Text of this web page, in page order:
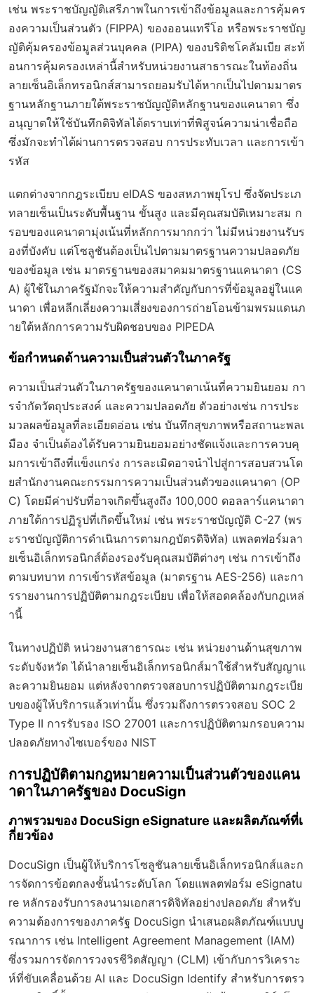
เช่น พระราชบัญญัติเสรีภาพในการเข้าถึงข้อมูลและการคุ้มคร
องความเป็นส่วนตัว (FIPPA) ของออนแทรีโอ หรือพระราชบัญ
ญัติคุ้มครองข้อมูลส่วนบุคคล (PIPA) ของบริติชโคลัมเบีย สะท้
อนการคุ้มครองเหล่านี้สำหรับหน่วยงานสาธารณะในท้องถิ่น
ลายเซ็นอิเล็กทรอนิกส์สามารถยอมรับได้หากเป็นไปตามมาตร
ฐานหลักฐานภายใต้พระราชบัญญัติหลักฐานของแคนาดา ซึ่ง
อนุญาตให้ใช้บันทึกดิจิทัลได้ตราบเท่าที่พิสูจน์ความน่าเชื่อถือ
ซึ่งมักจะทำได้ผ่านการตรวจสอบ การประทับเวลา และการเข้า
รหัส
แตกต่างจากกฎระเบียบ eIDAS ของสหภาพยุโรป ซึ่งจัดประเภ
ทลายเซ็นเป็นระดับพื้นฐาน ขั้นสูง และมีคุณสมบัติเหมาะสม ก
รอบของแคนาดามุ่งเน้นที่หลักการมากกว่า ไม่มีหน่วยงานรับร
องที่บังคับ แต่โซลูชันต้องเป็นไปตามมาตรฐานความปลอดภัย
ของข้อมูล เช่น มาตรฐานของสมาคมมาตรฐานแคนาดา (CS
A) ผู้ใช้ในภาครัฐมักจะให้ความสำคัญกับการที่ข้อมูลอยู่ในแค
นาดา เพื่อหลีกเลี่ยงความเสี่ยงของการถ่ายโอนข้ามพรมแดนภ
ายใต้หลักการความรับผิดชอบของ PIPEDA
ข้อกำหนดด้านความเป็นส่วนตัวในภาครัฐ
ความเป็นส่วนตัวในภาครัฐของแคนาดาเน้นที่ความยินยอม กา
รจำกัดวัตถุประสงค์ และความปลอดภัย ตัวอย่างเช่น การประ
มวลผลข้อมูลที่ละเอียดอ่อน เช่น บันทึกสุขภาพหรือสถานะพลเ
มือง จำเป็นต้องได้รับความยินยอมอย่างชัดแจ้งและการควบคุ
มการเข้าถึงที่แข็งแกร่ง การละเมิดอาจนำไปสู่การสอบสวนโด
ยสำนักงานคณะกรรมการความเป็นส่วนตัวของแคนาดา (OP
C) โดยมีค่าปรับที่อาจเกิดขึ้นสูงถึง 100,000 ดอลลาร์แคนาดา
ภายใต้การปฏิรูปที่เกิดขึ้นใหม่ เช่น พระราชบัญญัติ C-27 (พร
ะราชบัญญัติการดำเนินการตามกฎบัตรดิจิทัล) แพลตฟอร์มลา
ยเซ็นอิเล็กทรอนิกส์ต้องรองรับคุณสมบัติต่างๆ เช่น การเข้าถึง
ตามบทบาท การเข้ารหัสข้อมูล (มาตรฐาน AES-256) และกา
รรายงานการปฏิบัติตามกฎระเบียบ เพื่อให้สอดคล้องกับกฎเหล่
านี้
ในทางปฏิบัติ หน่วยงานสาธารณะ เช่น หน่วยงานด้านสุขภาพ
ระดับจังหวัด ได้นำลายเซ็นอิเล็กทรอนิกส์มาใช้สำหรับสัญญาแ
ละความยินยอม แต่หลังจากตรวจสอบการปฏิบัติตามกฎระเบีย
บของผู้ให้บริการแล้วเท่านั้น ซึ่งรวมถึงการตรวจสอบ SOC 2
Type II การรับรอง ISO 27001 และการปฏิบัติตามกรอบความ
ปลอดภัยทางไซเบอร์ของ NIST
การปฏิบัติตามกฎหมายความเป็นส่วนตัวของแคน
าดาในภาครัฐของ DocuSign
ภาพรวมของ DocuSign eSignature และผลิตภัณฑ์ที่เ
กี่ยวข้อง
DocuSign เป็นผู้ให้บริการโซลูชันลายเซ็นอิเล็กทรอนิกส์และก
ารจัดการข้อตกลงชั้นนำระดับโลก โดยแพลตฟอร์ม eSignatu
re หลักรองรับการลงนามเอกสารดิจิทัลอย่างปลอดภัย สำหรับ
ความต้องการของภาครัฐ DocuSign นำเสนอผลิตภัณฑ์แบบบู
รณาการ เช่น Intelligent Agreement Management (IAM)
ซึ่งรวมการจัดการวงจรชีวิตสัญญา (CLM) เข้ากับการวิเคราะ
ห์ที่ขับเคลื่อนด้วย AI และ DocuSign Identify สำหรับการตรว